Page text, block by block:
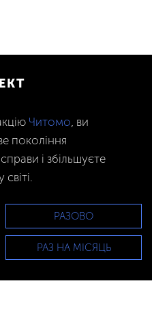
Читомо, ви
покоління
і збільшуєте
РАЗОВО
РАЗ НА МІСЯЦЬ